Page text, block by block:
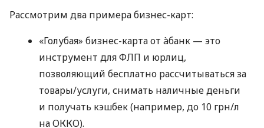
Рассмотрим два примера бизнес-карт:
«Голубая» бизнес-карта от àбанк — это
инструмент для ФЛП и юрлиц,
позволяющий бесплатно рассчитываться за
товары/услуги, снимать наличные деньги
и получать кэшбек (например, до 10 грн/л
на ОККО).